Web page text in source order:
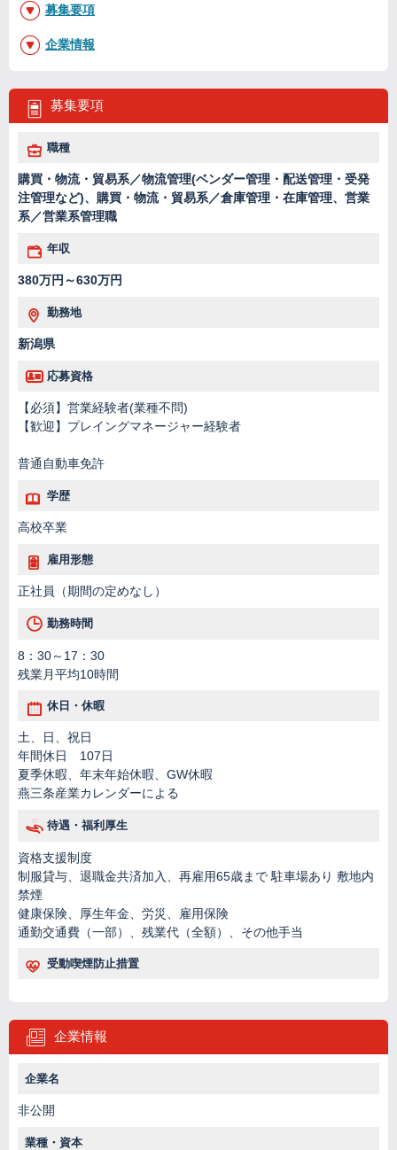
募集要項
職種
購買・物流・貿易系／物流管理(ベンダー管理・配送管理・受発
注管理など)、購買・物流・貿易系／倉庫管理・在庫管理、営業
系／営業系管理職
年収
380万円～630万円
勤務地
新潟県
応募資格
【必須】営業経験者(業種不問)
【歓迎】プレイングマネージャー経験者
普通自動車免許
学歴
高校卒業
雇用形態
正社員（期間の定めなし）
勤務時間
8：30～17：30
残業月平均10時間
休日・休暇
土、日、祝日
年間休日 107日
夏季休暇、年末年始休暇、GW休暇
燕三条産業カレンダーによる
待遇・福利厚生
資格支援制度
制服貸与、退職金共済加入、再雇用65歳まで 駐車場あり 敷地内
禁煙
健康保険、厚生年金、労災、雇用保険
通勤交通費（一部）、残業代（全額）、その他手当
受動喫煙防止措置
企業情報
企業名
非公開
業種・資本
募集要項
企業情報